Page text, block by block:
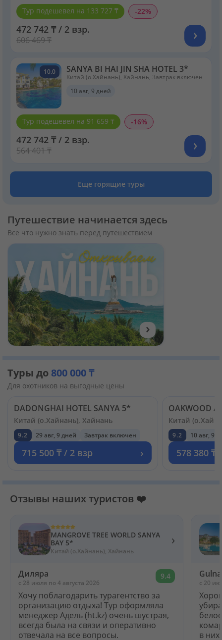
Тур подешевел на 133 727 ₸ -22%
472 742 ₸ / 2 взр.
606 469 ₸
10.0 SANYA BI HAI JIN SHA HOTEL 3*
Китай (о.Хайнань), Хайнань, Завтрак включен
10 авг, 9 дней
Тур подешевел на 91 659 ₸ -16%
472 742 ₸ / 2 взр.
564 401 ₸
Еще горящие туры
Путешествие начинается здесь
Все что нужно знать перед путешествием
›
Туры до 800 000 ₸
Для охотников на выгодные цены
DADONGHAI HOTEL SANYA 5*
Китай (о.Хайнань), Хайнань
9.2 29 авг, 9 дней Завтрак включен
715 500 ₸ / 2 взр ›
OAKWOOD
Китай
9.2 10 авг, 9
578 380 ₸
Отзывы наших туристов ❤️
MANGROVE TREE WORLD SANYA
BAY 5*
Китай (о.Хайнань), Хайнань
›
Диляра
c 28 июля по 4 августа 2026
9.4
Хочу поблагодарить турагентство за
организацию отдыха! Тур оформляла
менеджер Адель (ht.kz) очень шустрая,
всегда была на связи и оперативно
отвечала на все вопросы.
c 20
в них